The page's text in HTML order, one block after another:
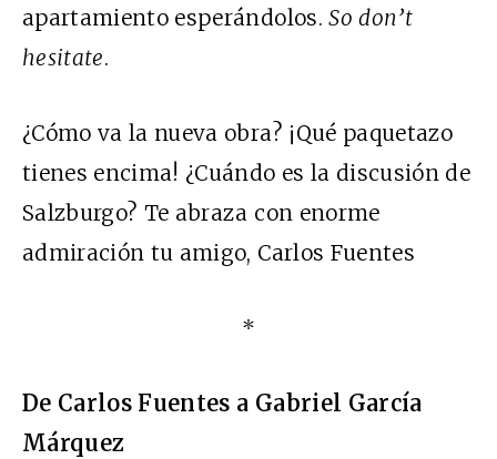
apartamiento esperándolos.So don’t
hesitate.
¿Cómo va la nueva obra? ¡Qué paquetazo
tienes encima! ¿Cuándo es la discusión de
Salzburgo? Te abraza con enorme
admiración tu amigo, Carlos Fuentes
*
De Carlos Fuentes a Gabriel García
Márquez